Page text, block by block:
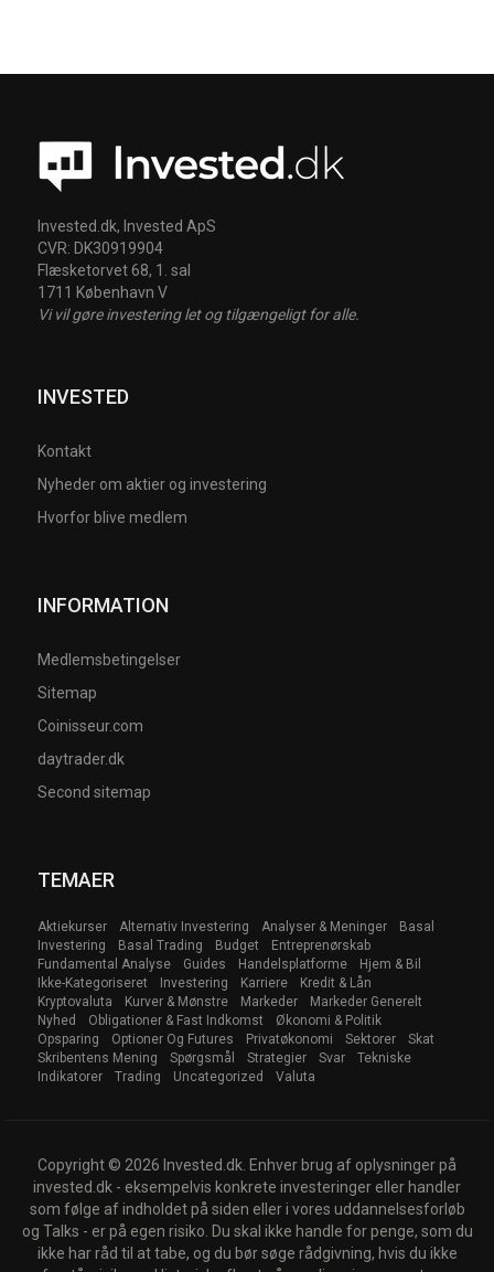
Invested.dk, Invested ApS
CVR: DK30919904
Flæsketorvet 68, 1. sal
1711 København V
Vi vil gøre investering let og tilgængeligt for alle.
INVESTED
Kontakt
Nyheder om aktier og investering
Hvorfor blive medlem
INFORMATION
Medlemsbetingelser
Sitemap
Coinisseur.com
daytrader.dk
Second sitemap
TEMAER
Aktiekurser Alternativ Investering Analyser & Meninger
Basal
Investering
Basal Trading Budget
Entreprenørskab
Fundamental Analyse
Guides Handelsplatforme
Hjem & Bil
Ikke-Kategoriseret
Investering Karriere
Kredit & Lån
Kryptovaluta
Kurver & Mønstre Markeder
Markeder Generelt
Nyhed
Obligationer & Fast Indkomst
Økonomi & Politik
Opsparing
Optioner Og Futures Privatøkonomi Sektorer
Skat
Skribentens Mening
Spørgsmål Strategier Svar
Tekniske
Indikatorer
Trading Uncategorized Valuta
Copyright © 2026 Invested.dk. Enhver brug af oplysninger på
invested.dk - eksempelvis konkrete investeringer eller handler
som følge af indholdet på siden eller i vores uddannelsesforløb
og Talks - er på egen risiko. Du skal ikke handle for penge, som du
ikke har råd til at tabe, og du bør søge rådgivning, hvis du ikke